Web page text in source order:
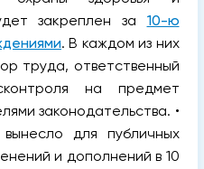
закреплен за 10-ю
. В каждом из них
труда, ответственный
на предмет
законодательства. •
для публичных
и дополнений в 10